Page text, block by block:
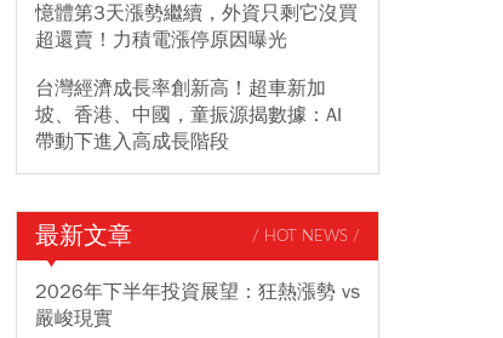
憶體第3天漲勢繼續，外資只剩它沒買
超還賣！力積電漲停原因曝光
台灣經濟成長率創新高！超車新加
坡、香港、中國，童振源揭數據：AI
帶動下進入高成長階段
最新文章 / HOT NEWS /
2026年下半年投資展望：狂熱漲勢 vs
嚴峻現實